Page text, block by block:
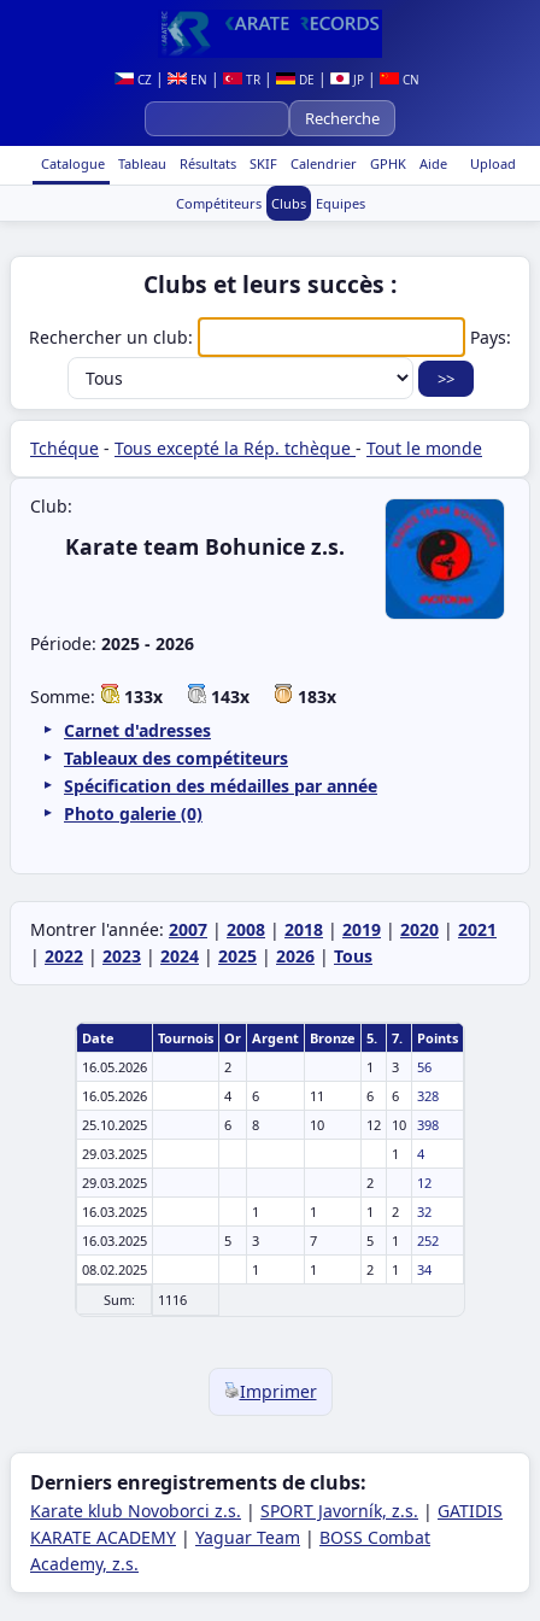
CZ| EN | TR| DE | JP| CN
Upload
Catalogue Tableau Résultats SKIF Calendrier GPHK Aide
Compétiteurs Clubs Equipes
Clubs et leurs succès :
Rechercher un club: Pays:
Tchéque - Tous excepté la Rép. tchèque - Tout le monde
Club:
Karate team Bohunice z.s.
Période: 2025 - 2026
Somme: 133x 143x
183x
Carnet d'adresses
Tableaux des compétiteurs
Spécification des médailles par année
Photo galerie (0)
Montrer l'année: 2007 | 2008 | 2018 | 2019 | 2020 | 2021
| 2022 | 2023 | 2024 | 2025 | 2026 | Tous
Date Tournois Or Argent Bronze 5. 7.
Points
16.05.2026
2 1 3
56
16.05.2026
4 6 11 6 6
328
25.10.2025
6 8 10 12 10 398
29.03.2025
1
4
29.03.2025
2
12
16.03.2025
1 1 1 2
32
16.03.2025
5 3 7 5 1
252
08.02.2025
1 1 2 1
34
Sum:
1116
Imprimer
Derniers enregistrements de clubs:
Karate klub Novoborci z.s. | SPORT Javorník, z.s. | GATIDIS
KARATE ACADEMY | Yaguar Team | BOSS Combat
Academy, z.s.